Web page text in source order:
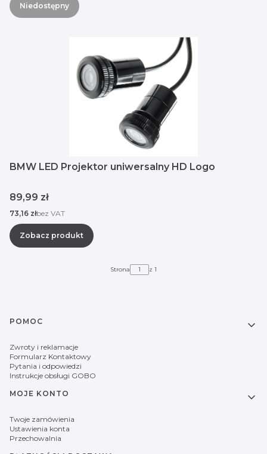
Niedostępny
BMW LED Projektor uniwersalny HD Logo
Cena
89,99 zł
Cena
73,16 złbez VAT
Zobacz produkt
Strona z 1
Linki w stopce
POMOC
Zwroty i reklamacje
Formularz Kontaktowy
Pytania i odpowiedzi
Instrukcje obsługi GOBO
MOJE KONTO
Twoje zamówienia
Ustawienia konta
Przechowalnia